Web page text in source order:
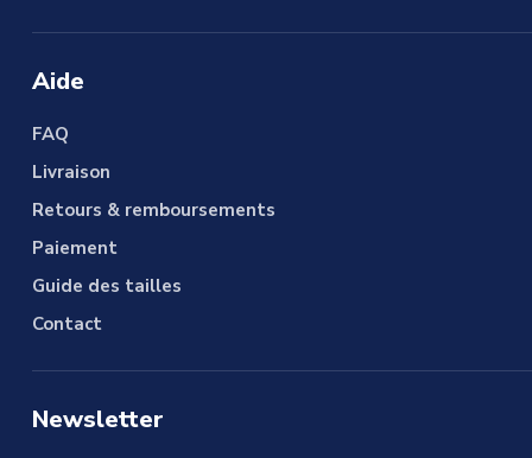
Aide
FAQ
Livraison
Retours & remboursements
Paiement
Guide des tailles
Contact
Newsletter